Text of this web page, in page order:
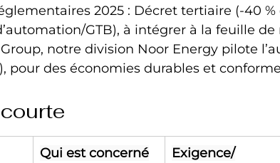
2025 : Décret tertiaire (-40 %
GTB), à intégrer à la feuille de
notre division Noor Energy pilote
pour des économies durables et
Qui est concerné
Exigence/